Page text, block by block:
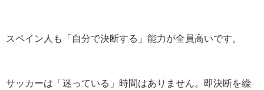
スペイン人も「自分で決断する」能力が全員高いです。
サッカーは「迷っている」時間はありません。即決断を繰